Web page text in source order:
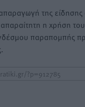
της
απαραίτητη η χρήση
παραπομπής